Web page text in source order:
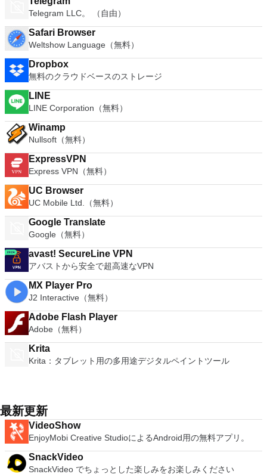
Telegram LLC。 （自由）
Safari Browser
Weltshow Language（無料）
Dropbox
無料のクラウドベースのストレージ
LINE
LINE Corporation（無料）
Winamp
Nullsoft（無料）
ExpressVPN
Express VPN（無料）
UC Browser
UC Mobile Ltd.（無料）
Google Translate
Google（無料）
avast! SecureLine VPN
アバストから安全で超高速なVPN
MX Player Pro
J2 Interactive（無料）
Adobe Flash Player
Adobe（無料）
Krita
Krita：タブレット用の多用途デジタルペイントツール
最新更新
VideoShow
EnjoyMobi Creative StudioによるAndroid用の無料アプリ。
SnackVideo
SnackVideo でちょっとした楽しみをお楽しみください